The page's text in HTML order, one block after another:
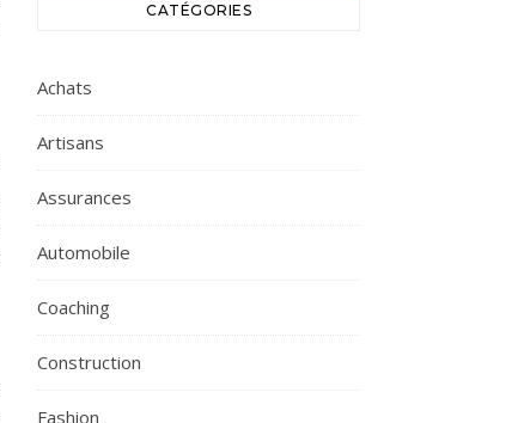
CATÉGORIES
Achats
Artisans
Assurances
Automobile
Coaching
Construction
Fashion